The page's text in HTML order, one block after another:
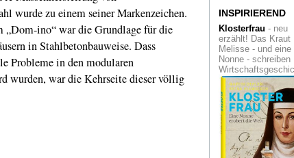
wurde zu einem seiner Markenzeichen.
ino“ war die Grundlage für die
in Stahlbetonbauweise. Dass
Probleme in den modularen
wurden, war die Kehrseite dieser völlig
Katharina Fritsch
Außeninstallationen
New York und
Theatermuseum
Gedächtnis der
Bühnenkunst in
Düsseldorf
Die Schauspieler-
Legende Gert Fröbe
Filmmuseum
Düsseldorf
INSPIRIEREND
Klosterfrau - neu
erzählt! Das Kraut
Melisse - und eine
Nonne - schreiben